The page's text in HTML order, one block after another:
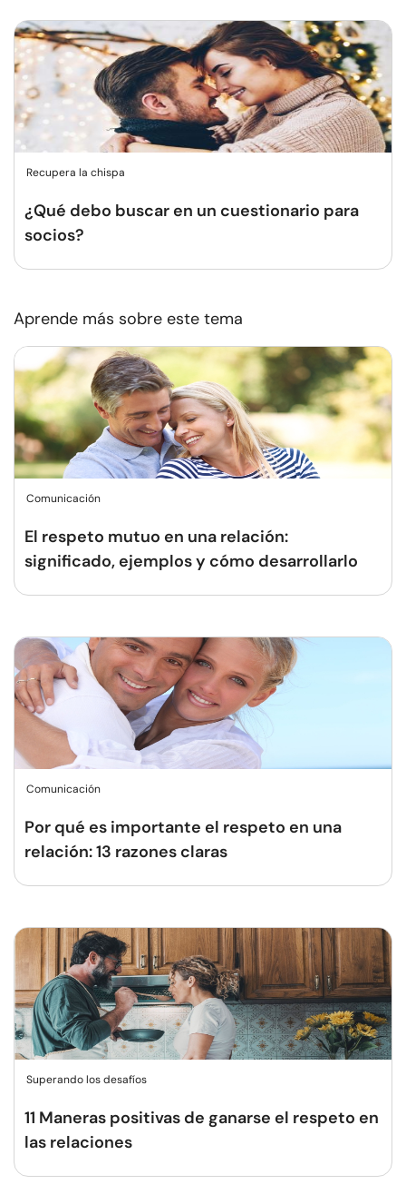
Recupera la chispa
¿Qué debo buscar en un cuestionario para
socios?
Aprende más sobre este tema
Comunicación
El respeto mutuo en una relación:
significado, ejemplos y cómo desarrollarlo
Comunicación
Por qué es importante el respeto en una
relación: 13 razones claras
Superando los desafíos
11 Maneras positivas de ganarse el respeto en
las relaciones